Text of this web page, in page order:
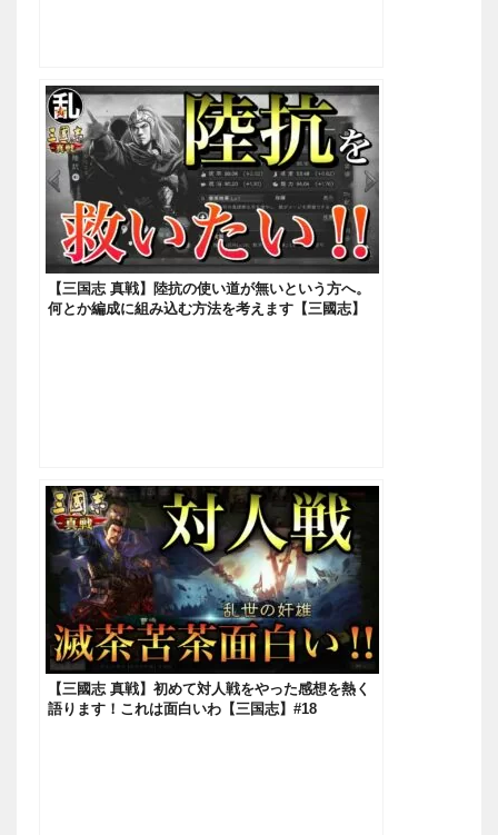
【三国志 真戦】陸抗の使い道が無いという方へ。
何とか編成に組み込む方法を考えます【三國志】
【三國志 真戦】初めて対人戦をやった感想を熱く
語ります！これは面白いわ【三国志】#18